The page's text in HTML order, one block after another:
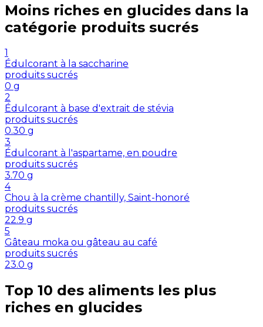
Moins riches en glucides dans la
catégorie produits sucrés
1
Édulcorant à la saccharine
produits sucrés
0 g
2
Édulcorant à base d'extrait de stévia
produits sucrés
0.30 g
3
Édulcorant à l'aspartame, en poudre
produits sucrés
3.70 g
4
Chou à la crème chantilly, Saint-honoré
produits sucrés
22.9 g
5
Gâteau moka ou gâteau au café
produits sucrés
23.0 g
Top 10 des aliments les plus
riches en glucides